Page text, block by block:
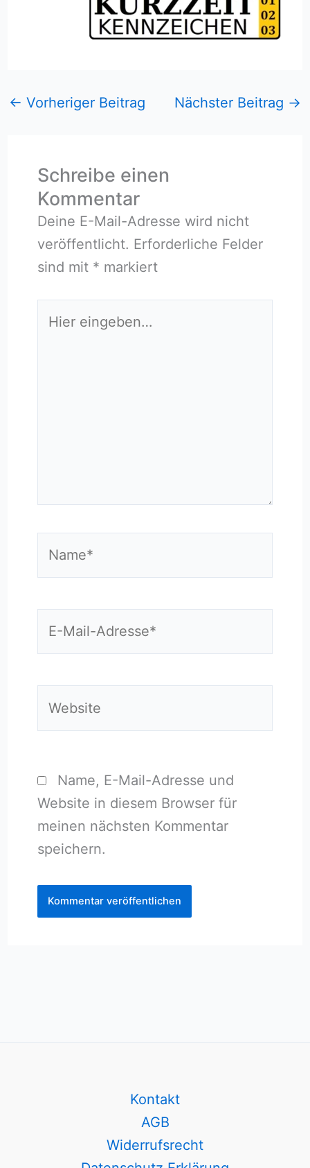
← Vorheriger Beitrag Nächster Beitrag →
Schreibe einen
Kommentar
Deine E-Mail-Adresse wird nicht
veröffentlicht. Erforderliche Felder
sind mit * markiert
eingeben…
Name, E-Mail-Adresse und
Website in diesem Browser für
meinen nächsten Kommentar
speichern.
Kontakt
AGB
Widerrufsrecht